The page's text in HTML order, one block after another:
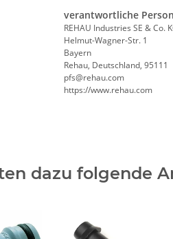
verantwortliche
REHAU Industries SE & Co.
Helmut-Wagner-Str. 1
Bayern
Rehau, Deutschland, 95111
pfs@rehau.com
https://www.rehau.com
dazu folgende